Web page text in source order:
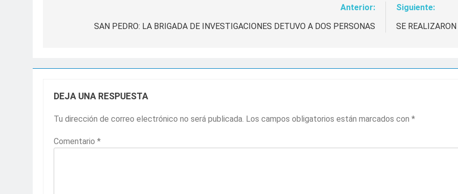
Anterior:
SAN PEDRO: LA BRIGADA DE INVESTIGACIONES DETUVO A DOS PERSONAS
Siguiente:
SE
DEJA UNA RESPUESTA
Tu dirección de correo electrónico no será publicada. Los campos obligatorios están marcados con *
Comentario *